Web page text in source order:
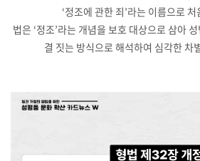
‘정조에 관한 죄’라는 이름으로
법은 ‘정조’라는 개념을 보호 대상으로 삼아
결 짓는 방식으로 해석하여 심각한 차